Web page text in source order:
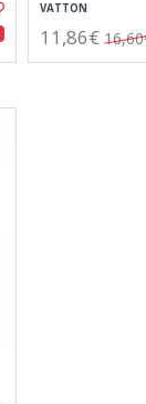
VATTON
11,86€